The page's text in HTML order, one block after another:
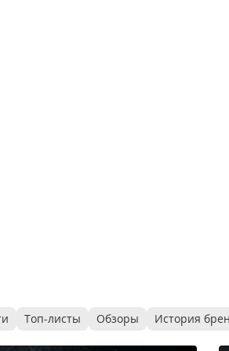
Топ-листы Обзоры История